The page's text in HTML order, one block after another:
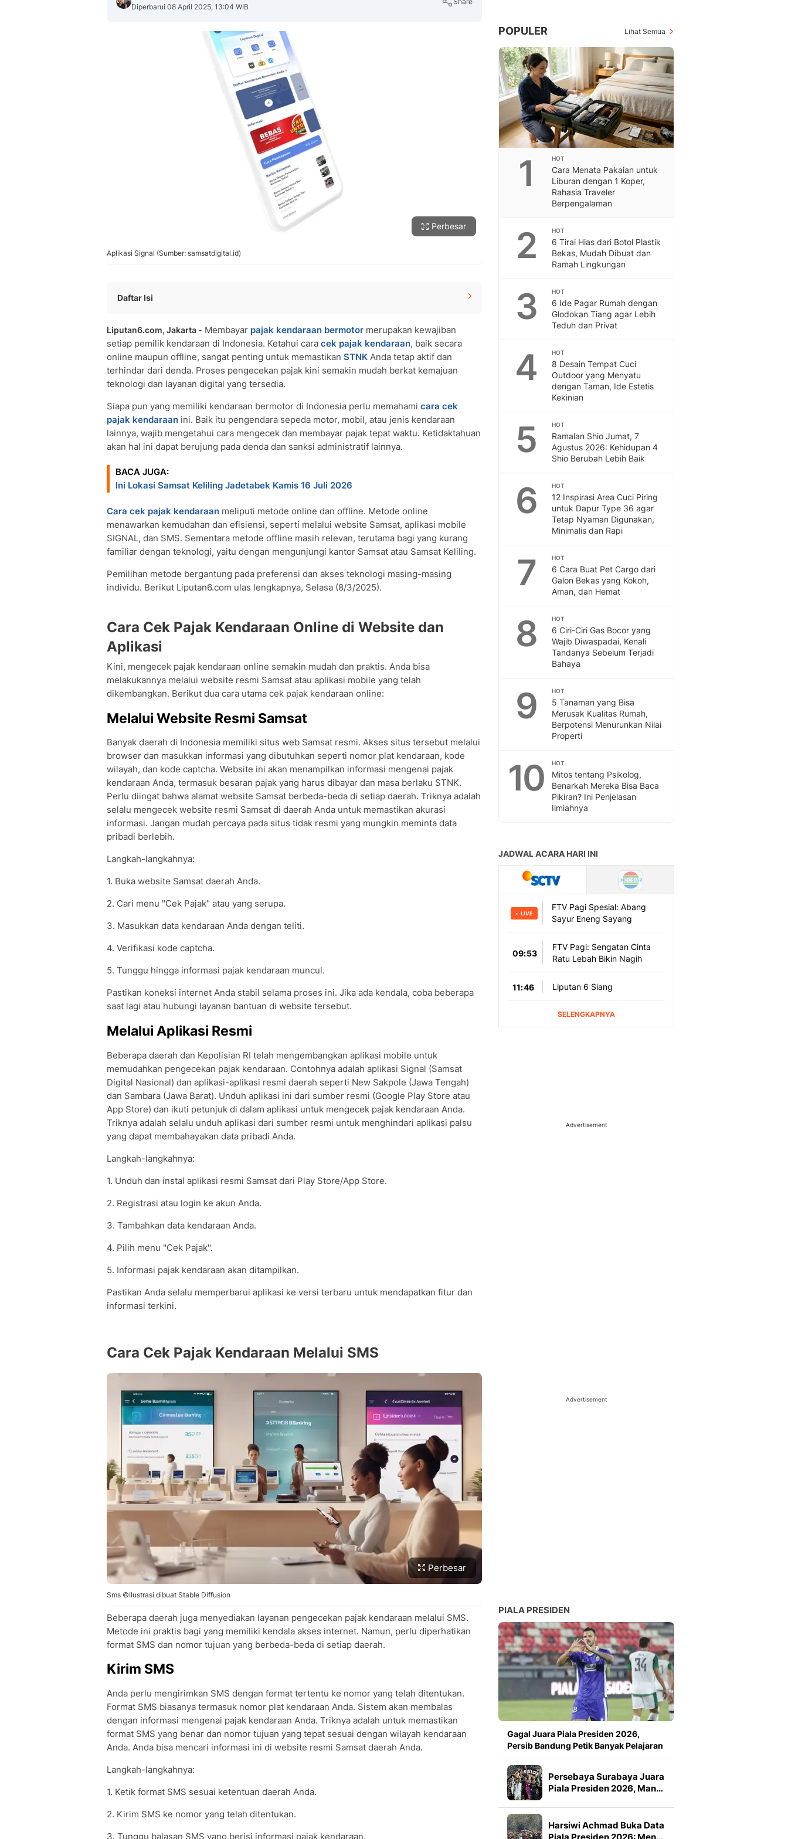
Diperbarui 08 April 2025, 13:04 WIB
Perbesar
Aplikasi Signal (Sumber: samsatdigital.id)
Daftar Isi
Melalui Website Resmi Samsat
Melalui Aplikasi Resmi
Cara Cek Pajak Kendaraan Melalui SMS
Kirim SMS
Cara Cek Pajak Kendaraan di Kantor Samsat atau Samsat Keliling
Kantor Samsat
Samsat Keliling
Liputan6.com, Jakarta - Membayar pajak kendaraan bermotor merupakan kewajiban
setiap pemilik kendaraan di Indonesia. Ketahui cara cek pajak kendaraan, baik secara
online maupun offline, sangat penting untuk memastikan STNK Anda tetap aktif dan
terhindar dari denda. Proses pengecekan pajak kini semakin mudah berkat kemajuan
teknologi dan layanan digital yang tersedia.
Siapa pun yang memiliki kendaraan bermotor di Indonesia perlu memahami cara cek
pajak kendaraan ini. Baik itu pengendara sepeda motor, mobil, atau jenis kendaraan
lainnya, wajib mengetahui cara mengecek dan membayar pajak tepat waktu. Ketidaktahuan
akan hal ini dapat berujung pada denda dan sanksi administratif lainnya.
BACA JUGA:
Ini Lokasi Samsat Keliling Jadetabek Kamis 16 Juli 2026
Cara cek pajak kendaraan meliputi metode online dan offline. Metode online
menawarkan kemudahan dan efisiensi, seperti melalui website Samsat, aplikasi mobile
SIGNAL, dan SMS. Sementara metode offline masih relevan, terutama bagi yang kurang
familiar dengan teknologi, yaitu dengan mengunjungi kantor Samsat atau Samsat Keliling.
Pemilihan metode bergantung pada preferensi dan akses teknologi masing-masing
individu. Berikut Liputan6.com ulas lengkapnya, Selasa (8/3/2025).
Cara Cek Pajak Kendaraan Online di Website dan
Aplikasi
Kini, mengecek pajak kendaraan online semakin mudah dan praktis. Anda bisa
melakukannya melalui website resmi Samsat atau aplikasi mobile yang telah
dikembangkan. Berikut dua cara utama cek pajak kendaraan online:
Melalui Website Resmi Samsat
Banyak daerah di Indonesia memiliki situs web Samsat resmi. Akses situs tersebut melalui
browser dan masukkan informasi yang dibutuhkan seperti nomor plat kendaraan, kode
wilayah, dan kode captcha. Website ini akan menampilkan informasi mengenai pajak
kendaraan Anda, termasuk besaran pajak yang harus dibayar dan masa berlaku STNK.
Perlu diingat bahwa alamat website Samsat berbeda-beda di setiap daerah. Triknya adalah
selalu mengecek website resmi Samsat di daerah Anda untuk memastikan akurasi
informasi. Jangan mudah percaya pada situs tidak resmi yang mungkin meminta data
pribadi berlebih.
Langkah-langkahnya:
1. Buka website Samsat daerah Anda.
2. Cari menu "Cek Pajak" atau yang serupa.
3. Masukkan data kendaraan Anda dengan teliti.
4. Verifikasi kode captcha.
5. Tunggu hingga informasi pajak kendaraan muncul.
Pastikan koneksi internet Anda stabil selama proses ini. Jika ada kendala, coba beberapa
saat lagi atau hubungi layanan bantuan di website tersebut.
Melalui Aplikasi Resmi
Beberapa daerah dan Kepolisian RI telah mengembangkan aplikasi mobile untuk
memudahkan pengecekan pajak kendaraan. Contohnya adalah aplikasi Signal (Samsat
Digital Nasional) dan aplikasi-aplikasi resmi daerah seperti New Sakpole (Jawa Tengah)
dan Sambara (Jawa Barat). Unduh aplikasi ini dari sumber resmi (Google Play Store atau
App Store) dan ikuti petunjuk di dalam aplikasi untuk mengecek pajak kendaraan Anda.
Triknya adalah selalu unduh aplikasi dari sumber resmi untuk menghindari aplikasi palsu
yang dapat membahayakan data pribadi Anda.
Langkah-langkahnya:
1. Unduh dan instal aplikasi resmi Samsat dari Play Store/App Store.
2. Registrasi atau login ke akun Anda.
3. Tambahkan data kendaraan Anda.
4. Pilih menu "Cek Pajak".
5. Informasi pajak kendaraan akan ditampilkan.
Pastikan Anda selalu memperbarui aplikasi ke versi terbaru untuk mendapatkan fitur dan
informasi terkini.
Cara Cek Pajak Kendaraan Melalui SMS
Perbesar
Sms ©Ilustrasi dibuat Stable Diffusion
Beberapa daerah juga menyediakan layanan pengecekan pajak kendaraan melalui SMS.
Metode ini praktis bagi yang memiliki kendala akses internet. Namun, perlu diperhatikan
format SMS dan nomor tujuan yang berbeda-beda di setiap daerah.
Kirim SMS
Anda perlu mengirimkan SMS dengan format tertentu ke nomor yang telah ditentukan.
Format SMS biasanya termasuk nomor plat kendaraan Anda. Sistem akan membalas
dengan informasi mengenai pajak kendaraan Anda. Triknya adalah untuk memastikan
format SMS yang benar dan nomor tujuan yang tepat sesuai dengan wilayah kendaraan
Anda. Anda bisa mencari informasi ini di website resmi Samsat daerah Anda.
Langkah-langkahnya:
1. Ketik format SMS sesuai ketentuan daerah Anda.
2. Kirim SMS ke nomor yang telah ditentukan.
3. Tunggu balasan SMS yang berisi informasi pajak kendaraan.
POPULER Lihat Semua
1 HOT
Cara Menata Pakaian untuk
Liburan dengan 1 Koper,
Rahasia Traveler
Berpengalaman
2 HOT
6 Tirai Hias dari Botol Plastik
Bekas, Mudah Dibuat dan
Ramah Lingkungan
3 HOT
6 Ide Pagar Rumah dengan
Glodokan Tiang agar Lebih
Teduh dan Privat
4 HOT
8 Desain Tempat Cuci
Outdoor yang Menyatu
dengan Taman, Ide Estetis
Kekinian
5 HOT
Ramalan Shio Jumat, 7
Agustus 2026: Kehidupan 4
Shio Berubah Lebih Baik
6 HOT
12 Inspirasi Area Cuci Piring
untuk Dapur Type 36 agar
Tetap Nyaman Digunakan,
Minimalis dan Rapi
7 HOT
6 Cara Buat Pet Cargo dari
Galon Bekas yang Kokoh,
Aman, dan Hemat
8 HOT
6 Ciri-Ciri Gas Bocor yang
Wajib Diwaspadai, Kenali
Tandanya Sebelum Terjadi
Bahaya
9 HOT
5 Tanaman yang Bisa
Merusak Kualitas Rumah,
Berpotensi Menurunkan Nilai
Properti
10 HOT
Mitos tentang Psikolog,
Benarkah Mereka Bisa Baca
Pikiran? Ini Penjelasan
Ilmiahnya
Advertisement
Advertisement
PIALA PRESIDEN
Gagal Juara Piala Presiden 2026,
Persib Bandung Petik Banyak Pelajaran
Persebaya Surabaya Juara
Piala Presiden 2026, Man…
Harsiwi Achmad Buka Data